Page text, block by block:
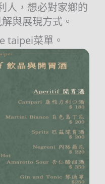
人，想必對家鄉的
與展現方式。
taipei菜單。